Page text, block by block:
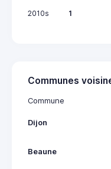
2010s 1
Communes
Commune
Dijon
Beaune